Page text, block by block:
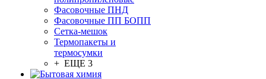
Фасовочные ПНД
Фасовочные ПП БОПП
Сетка-мешок
Термопакеты и
термосумки
+ ЕЩЕ 3